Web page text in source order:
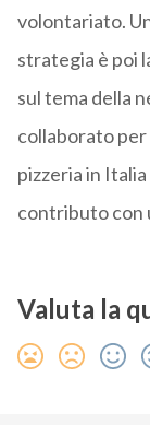
volontariato.
strategia è poi
sul tema della
collaborato
pizzeria in
contributo con
Valuta la